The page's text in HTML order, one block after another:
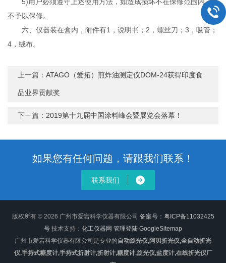
5)用户必须遵守上述使用方法，如造成损坏不在保修范围内，
不予以保修。
六、仪器装在盒内，附件有1，说明书；2，螺丝刀；3，吸管；
4，绒布。
上一篇：ATAGO（爱拓）煎炸油测定仪DOM-24获得印度食
品业界贡献奖
下一篇：2019第十九届中国涂料峰会暨展览会落幕！
如果您有任何问题，请跟我们联系！
联系我们
版权所有 © 2026 广州市爱宕科学仪器有限公司 备案号：粤ICP备11032425
号 技术支持： 化工仪器网 管理登陆 GoogleSitemap
广州市爱宕科学仪器有限公司是专业的自动旋光仪,阿贝折光仪,全自动折光
仪,手持式糖度计,手持式折射计,折射计,糖度计,旋光仪,盐度计,在线折光仪厂